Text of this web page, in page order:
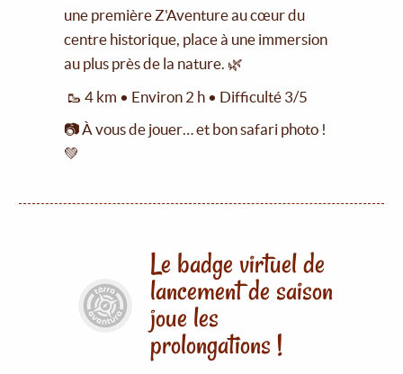
une première Z'Aventure au cœur du
centre historique, place à une immersion
au plus près de la nature. 🌿
🥾 4 km • Environ 2 h • Difficulté 3/5
📷 À vous de jouer… et bon safari photo !
💚
Le badge virtuel de
lancement de saison
joue les
prolongations !